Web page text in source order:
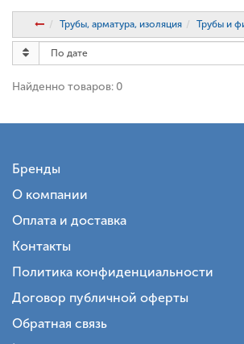
Трубы, арматура, изоляция Трубы и
Найденно товаров: 0
Бренды
О компании
Оплата и доставка
Контакты
Политика конфиденциальности
Договор публичной оферты
Обратная связь